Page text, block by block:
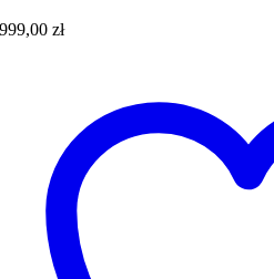
999,00zł